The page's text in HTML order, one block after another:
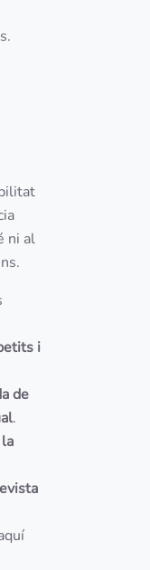
ni al
i
de
.